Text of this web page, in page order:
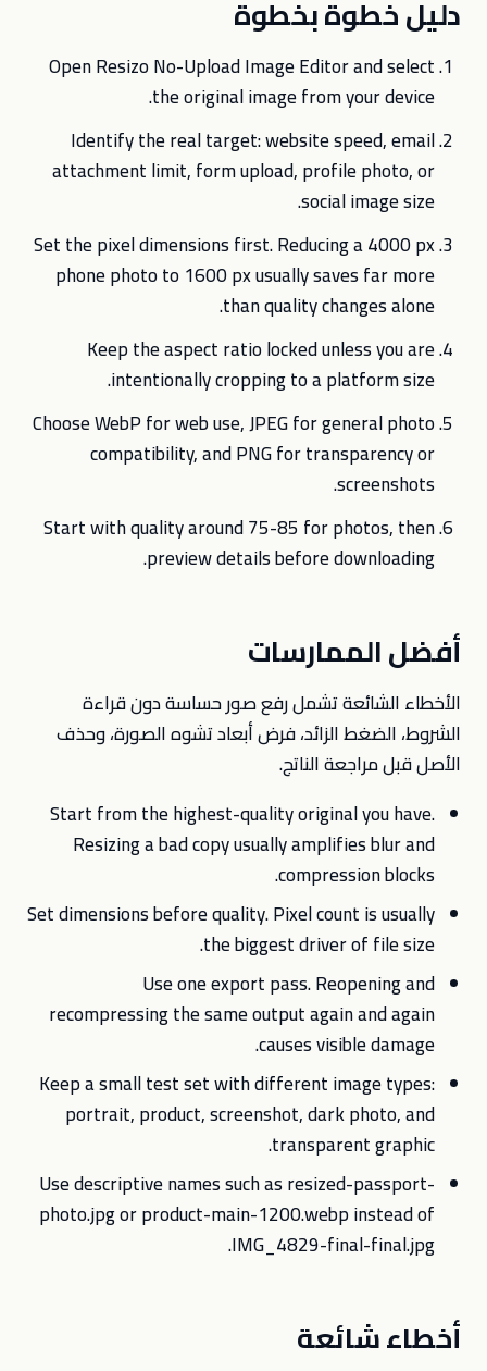
دليل خطوة بخطوة
Open Resizo No-Upload Image Editor and select
the original image from your device.
Identify the real target: website speed, email
attachment limit, form upload, profile photo, or
social image size.
Set the pixel dimensions first. Reducing a 4000 px
phone photo to 1600 px usually saves far more
than quality changes alone.
Keep the aspect ratio locked unless you are
intentionally cropping to a platform size.
Choose WebP for web use, JPEG for general photo
compatibility, and PNG for transparency or
screenshots.
Start with quality around 75-85 for photos, then
preview details before downloading.
أفضل الممارسات
الأخطاء الشائعة تشمل رفع صور حساسة دون قراءة
الشروط، الضغط الزائد، فرض أبعاد تشوه الصورة، وحذف
الأصل قبل مراجعة الناتج.
Start from the highest-quality original you have.
Resizing a bad copy usually amplifies blur and
compression blocks.
Set dimensions before quality. Pixel count is usually
the biggest driver of file size.
Use one export pass. Reopening and
recompressing the same output again and again
causes visible damage.
Keep a small test set with different image types:
portrait, product, screenshot, dark photo, and
transparent graphic.
Use descriptive names such as resized-passport-
photo.jpg or product-main-1200.webp instead of
IMG_4829-final-final.jpg.
أخطاء شائعة